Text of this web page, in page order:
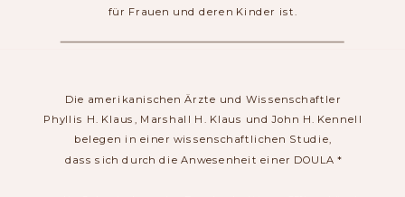
für Frauen und deren Kinder ist.
Die amerikanischen Ärzte und Wissenschaftler
Phyllis H. Klaus, Marshall H. Klaus und John H. Kennell
belegen in einer wissenschaftlichen Studie,
dass sich durch die Anwesenheit einer DOULA *